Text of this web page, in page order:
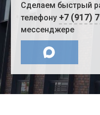
Сделаем быстрый
телефону +7 (917)
мессенджере